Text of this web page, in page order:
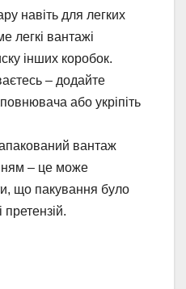
навіть для легких
легкі вантажі
інших коробок.
– додайте
або укріпіть
вантаж
– це може
що пакування було